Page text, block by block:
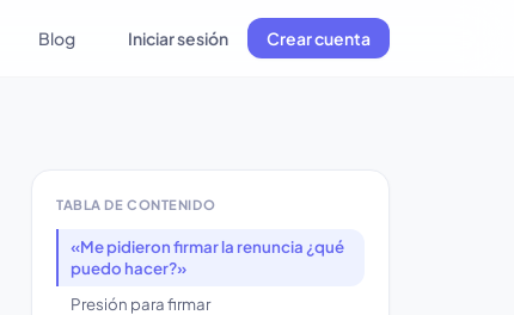
Blog Iniciar sesión Crear cuenta
TABLA DE CONTENIDO
«Me pidieron firmar la renuncia ¿qué
puedo hacer?»
Presión para firmar